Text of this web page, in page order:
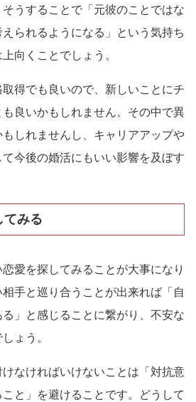
うすることで「元彼のことではな
られるようになる」という気持ち
向くことでしょう。
得でも良いので、新しいことにチ
良いかもしれません。その中で異
しれませんし、キャリアアップや
今後の婚活にもいい影響を及ぼす
てみる
愛を探してみることが大事になり
手と巡り合うことが出来れば「自
」と感じることに繋がり、不安な
ょう。
なければいけないことは「対抗意
と」を避けることです。どうして